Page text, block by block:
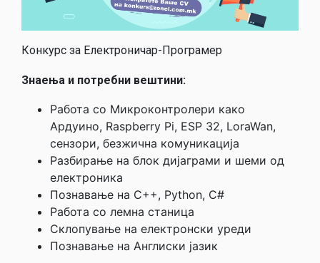
Конкурс за Електроничар-Програмер
Знаења и потребни вештини:
Работа со Микроконтролери како
Ардуино, Raspberry Pi, ESP 32, LoraWan,
сензори, безжична комуникација
Разбирање на блок дијаграми и шеми од
електроника
Познавање на C++, Python, C#
Работа со лемна станица
Склопување на електронски уреди
Познавање на Англиски јазик